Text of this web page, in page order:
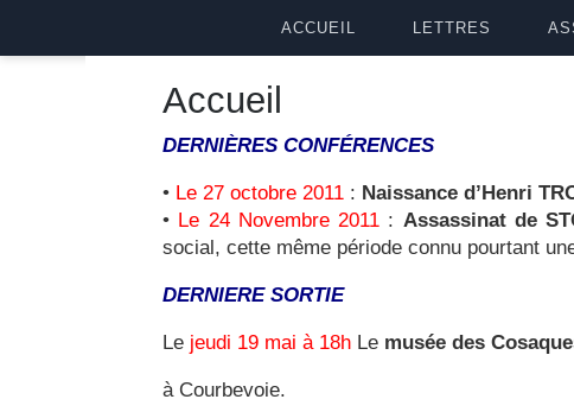
ACCUEIL LETTRES
Accueil
DERNIÈRES CONFÉRENCES
• Le 27 octobre 2011 : Naissance d’Henri
• Le 24 Novembre 2011 : Assassinat de
social, cette même période connu pourtant
DERNIERE SORTIE
Le jeudi 19 mai à 18h Le musée des
à Courbevoie.